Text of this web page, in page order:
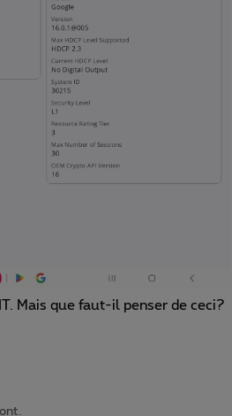
Mais que faut-il penser de ceci?